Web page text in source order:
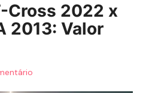
Cross 2022 x
2013: Valor